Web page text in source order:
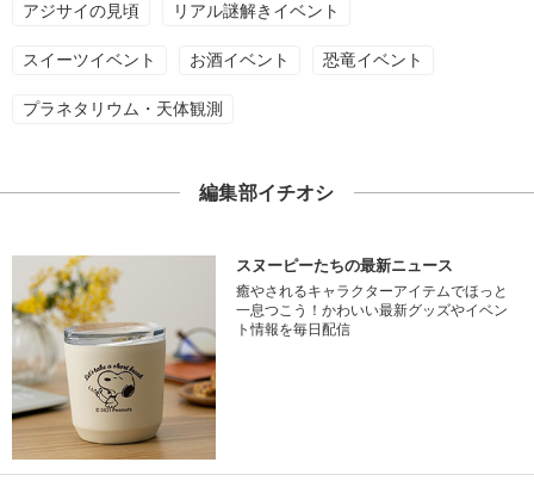
アジサイの見頃 リアル謎解きイベント
スイーツイベント お酒イベント 恐竜イベント
プラネタリウム・天体観測
編集部イチオシ
スヌーピーたちの最新ニュース
癒やされるキャラクターアイテムでほっと
一息つこう！かわいい最新グッズやイベン
ト情報を毎日配信